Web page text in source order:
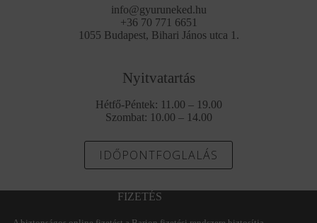
info@gyuruneked.hu
+36 70 771 6651
1055 Budapest, Bihari János utca 1.
Nyitvatartás
Hétfő-Péntek: 11.00 – 19.00
Szombat: 10.00 – 14.00
IDŐPONTFOGLALÁS
FIZETÉS